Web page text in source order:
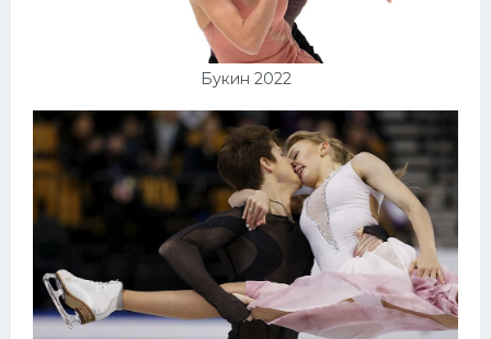
Букин 2022